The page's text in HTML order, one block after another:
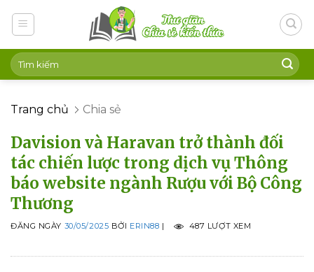
Trang chủ Chia sẻ
Davision và Haravan trở thành đối
tác chiến lược trong dịch vụ Thông
báo website ngành Rượu với Bộ Công
Thương
ĐĂNG NGÀY 30/05/2025 BỞI ERIN88 | 487 LƯỢT XEM